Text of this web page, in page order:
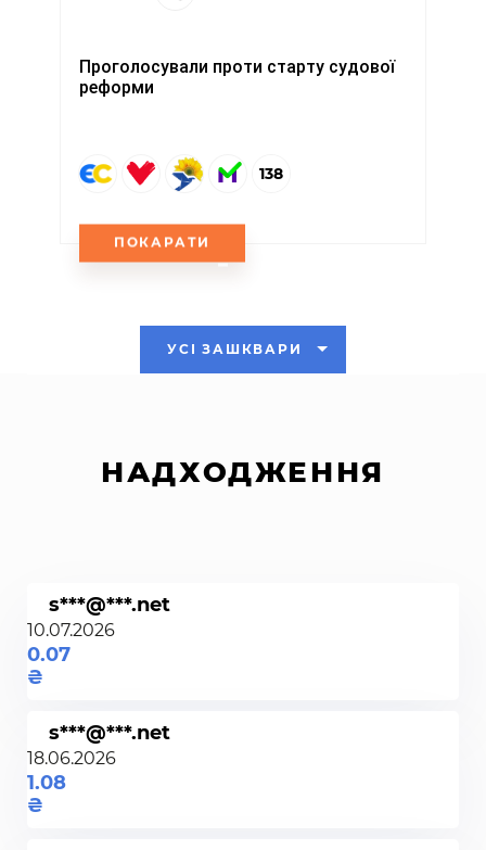
Проголосували проти старту судової
реформи
138
ПОКАРАТИ
УСІ ЗАШКВАРИ
НАДХОДЖЕННЯ
s***@***.net
10.07.2026
0.07
s***@***.net
18.06.2026
1.08